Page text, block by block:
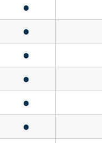
●
●
●
●
●
●